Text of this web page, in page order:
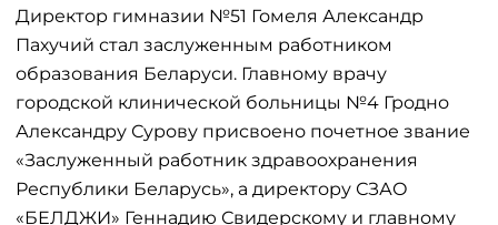
Директор гимназии №51 Гомеля Александр
Пахучий стал заслуженным работником
образования Беларуси. Главному врачу
городской клинической больницы №4 Гродно
Александру Сурову присвоено почетное звание
«Заслуженный работник здравоохранения
Республики Беларусь», а директору СЗАО
«БЕЛДЖИ» Геннадию Свидерскому и главному